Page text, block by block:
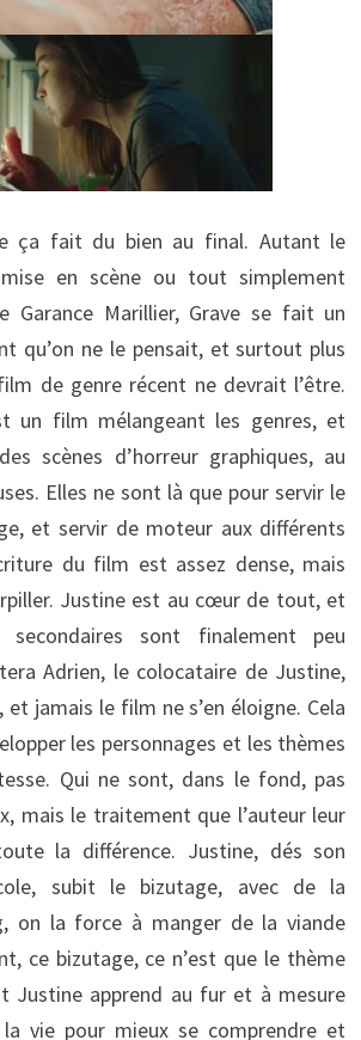
ça fait du bien au final. Autant le
en scène ou tout simplement
Garance Marillier, Grave se fait un
qu’on ne le pensait, et surtout plus
de genre récent ne devrait l’être.
un film mélangeant les genres, et
scènes d’horreur graphiques, au
Elles ne sont là que pour servir le
et servir de moteur aux différents
du film est assez dense, mais
Justine est au cœur de tout, et
secondaires sont finalement peu
Adrien, le colocataire de Justine,
jamais le film ne s’en éloigne. Cela
les personnages et les thèmes
Qui ne sont, dans le fond, pas
mais le traitement que l’auteur leur
la différence. Justine, dés son
subit le bizutage, avec de la
on la force à manger de la viande
ce bizutage, ce n’est que le thème
Justine apprend au fur et à mesure
vie pour mieux se comprendre et